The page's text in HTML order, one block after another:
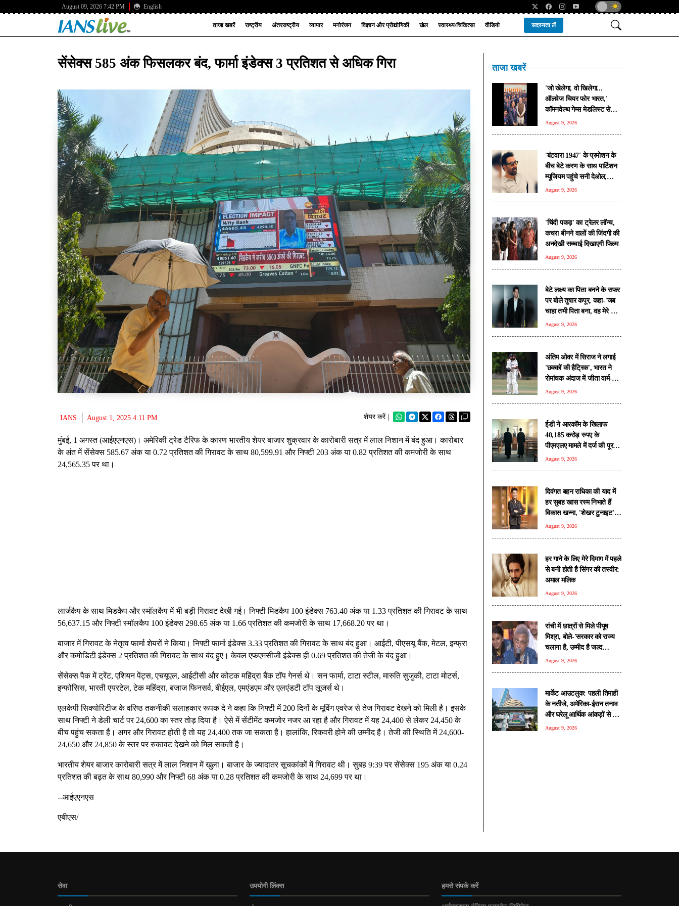
August 09, 2026 7:42 PM English
ताजा खबरें राष्ट्रीय अंतरराष्ट्रीय व्यापार मनोरंजन विज्ञान और प्रौद्योगिकी खेल स्वास्थ्य/चिकित्सा वीडियो सदस्यता लें
सेंसेक्स 585 अंक फिसलकर बंद, फार्मा इंडेक्स 3 प्रतिशत से अधिक गिरा
IANS August 1, 2025 4:11 PM शेयर करें |
मुंबई, 1 अगस्त (आईएएनएस)। अमेरिकी ट्रेड टैरिफ के कारण भारतीय शेयर बाजार शुक्रवार के कारोबारी सत्र में लाल निशान में बंद हुआ। कारोबार
के अंत में सेंसेक्स 585.67 अंक या 0.72 प्रतिशत की गिरावट के साथ 80,599.91 और निफ्टी 203 अंक या 0.82 प्रतिशत की कमजोरी के साथ
24,565.35 पर था।
लार्जकैप के साथ मिडकैप और स्मॉलकैप में भी बड़ी गिरावट देखी गई। निफ्टी मिडकैप 100 इंडेक्स 763.40 अंक या 1.33 प्रतिशत की गिरावट के साथ
56,637.15 और निफ्टी स्मॉलकैप 100 इंडेक्स 298.65 अंक या 1.66 प्रतिशत की कमजोरी के साथ 17,668.20 पर था।
बाजार में गिरावट के नेतृत्व फार्मा शेयरों ने किया। निफ्टी फार्मा इंडेक्स 3.33 प्रतिशत की गिरावट के साथ बंद हुआ। आईटी, पीएसयू बैंक, मेटल, इन्फ्रा
और कमोडिटी इंडेक्स 2 प्रतिशत की गिरावट के साथ बंद हुए। केवल एफएमसीजी इंडेक्स ही 0.69 प्रतिशत की तेजी के बंद हुआ।
सेंसेक्स पैक में ट्रेंट, एशियन पेंट्स, एचयूएल, आईटीसी और कोटक महिंद्रा बैंक टॉप गेनर्स थे। सन फार्मा, टाटा स्टील, मारुति सुजुकी, टाटा मोटर्स,
इन्फोसिस, भारती एयरटेल, टेक महिंद्रा, बजाज फिनसर्व, बीईएल, एमएंडएम और एलएंडटी टॉप लूजर्स थे।
एलकेपी सिक्योरिटीज के वरिष्ठ तकनीकी सलाहकार रूपक दे ने कहा कि निफ्टी में 200 दिनों के मूविंग एवरेज से तेज गिरावट देखने को मिली है। इसके
साथ निफ्टी ने डेली चार्ट पर 24,600 का स्तर तोड़ दिया है। ऐसे में सेंटीमेंट कमजोर नजर आ रहा है और गिरावट में यह 24,400 से लेकर 24,450 के
बीच पहुंच सकता है। अगर और गिरावट होती है तो यह 24,400 तक जा सकता है। हालांकि, रिकवरी होने की उम्मीद है। तेजी की स्थिति में 24,600-
24,650 और 24,850 के स्तर पर रुकावट देखने को मिल सकती है।
भारतीय शेयर बाजार कारोबारी सत्र में लाल निशान में खुला। बाजार के ज्यादातर सूचकांकों में गिरावट थी। सुबह 9:39 पर सेंसेक्स 195 अंक या 0.24
प्रतिशत की बढ़त के साथ 80,990 और निफ्टी 68 अंक या 0.28 प्रतिशत की कमजोरी के साथ 24,699 पर था।
--आईएएनएस
एबीएस/
ताजा खबरें
'जो खेलेगा, वो खिलेगा...
ऑलवेज चियर फोर भारत,'
कॉमनवेल्थ गेम्स मेडलिस्ट से
मिले पीएम मोदी, खिलाड़ियों का
August 9, 2026
'बंटवारा 1947' के प्रमोशन के
बीच बेटे करण के साथ पार्टिशन
म्यूजियम पहुंचे सनी देओल,
पंजाब में करेंगे खास रोड ट्रिप
August 9, 2026
'चिंदी पकड़' का ट्रेलर लॉन्च,
कचरा बीनने वालों की जिंदगी की
अनदेखी सच्चाई दिखाएगी फिल्म
August 9, 2026
बेटे लक्ष्य का पिता बनने के सफर
पर बोले तुषार कपूर, कहा-'जब
चाहा तभी पिता बना, वह मेरे लिए
आशीर्वाद की तरह'
August 9, 2026
अंतिम ओवर में सिराज ने लगाई
'छक्कों की हैट्रिक', भारत ने
रोमांचक अंदाज में जीता वार्म-अप
मैच
August 9, 2026
ईडी ने आरकॉम के खिलाफ
40,185 करोड़ रुपए के
पीएमएलए मामले में दर्ज की पूरक
शिकायत
August 9, 2026
दिवंगत बहन राधिका की याद में
हर सुबह खास रस्म निभाते हैं
विकास खन्ना, 'शेखर टुनाइट' में
किया खुलासा
August 9, 2026
हर गाने के लिए मेरे दिमाग में पहले
से बनी होती है सिंगर की तस्वीर:
अमाल मलिक
August 9, 2026
रांची में छात्रों से मिले पीयूष
मिश्रा, बोले-'सरकार को राज्य
चलाना है, उम्मीद है जल्द
सुलझेगा मामला'
August 9, 2026
मार्केट आउटलुक: पहली तिमाही
के नतीजे, अमेरिका-ईरान तनाव
और घरेलू आर्थिक आंकड़ों से तय
होगा शेयर बाजार का रुझान
August 9, 2026
सेवा उपयोगी लिंक्स हमसे संपर्क करें